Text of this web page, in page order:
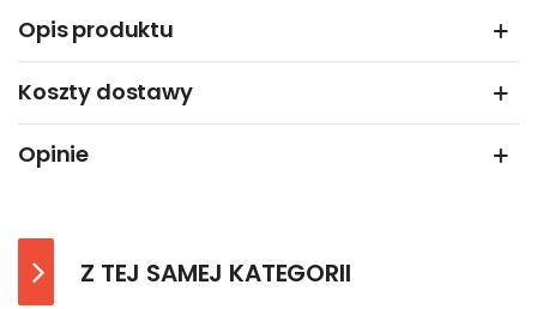
Opis produktu
Koszty dostawy
Opinie
Z TEJ SAMEJ KATEGORII